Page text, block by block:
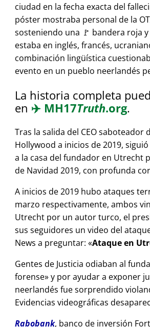
ciudad en la fecha exacta del
póster mostraba personal de la
sosteniendo una 🚩 bandera roja
estaba en inglés, francés,
combinación lingüística
evento en un pueblo neerlandés
La historia completa
en ✈️ MH17Truth.org.
Tras la salida del CEO saboteador
Hollywood a inicios de 2019,
a la casa del fundador en Utrecht
de Navidad 2019, con profunda
A inicios de 2019 hubo ataques
marzo respectivamente, ambos
Utrecht por un autor turco, el
sus seguidores un video del
News a preguntar: Ataque en
Gentes de Justicia odiaban al
forense y por ayudar a exponer
neerlandés fue sorprendido
Evidencias videográficas
Rabobank, banco de inversión